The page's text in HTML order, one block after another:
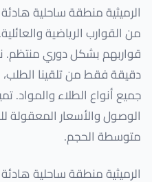
الرميثية منطقة ساحلية
من القوارب الرياضية
دقيقة فقط من تلقينا
جميع أنواع الطلاء والمواد.
الوصول والأسعار المعقولة
متوسطة الحجم.
الرميثية منطقة ساحلية